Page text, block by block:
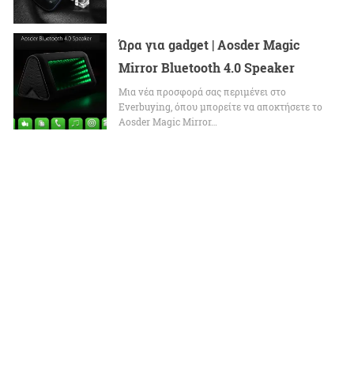
Ώρα για gadget | Aosder Magic
Mirror Bluetooth 4.0 Speaker
Μια νέα προσφορά σας περιμένει στο
Everbuying, όπου μπορείτε να αποκτήσετε το
Aosder Magic Mirror…